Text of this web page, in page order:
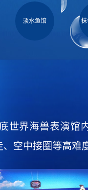
淡水鱼馆
世界海兽表演馆
、空中接圈等高难